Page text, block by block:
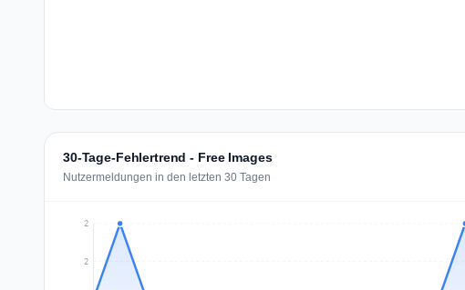
30-Tage-Fehlertrend - Free Images
Nutzermeldungen in den letzten 30 Tagen
2
2